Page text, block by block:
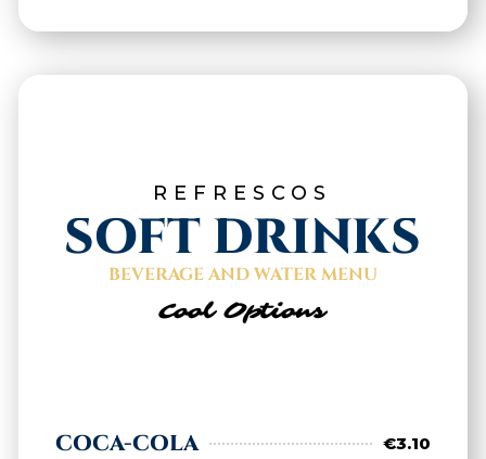
REFRESCOS
SOFT DRINKS
BEVERAGE AND WATER MENU
Cool Options
COCA-COLA €3.10